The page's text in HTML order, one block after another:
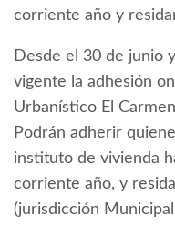
corriente año y
Desde el 30 de junio
vigente la adhesión
Urbanístico El
Podrán adherir
instituto de vivienda
corriente año, y
(jurisdicción